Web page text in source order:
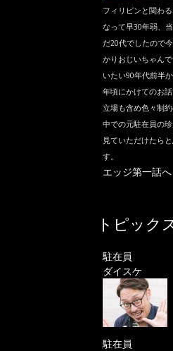
フィリピンと関わ
なって早30年弱、
だ20代でしたので
かりおじいちゃん
いたい90年代前半
年頃にかけてのお話
立場も含め色々制
中での元駐在員の
見ていただけたら
す。
エッジ第一話へ
トピック
駐在員
ダイスケ
駐在員